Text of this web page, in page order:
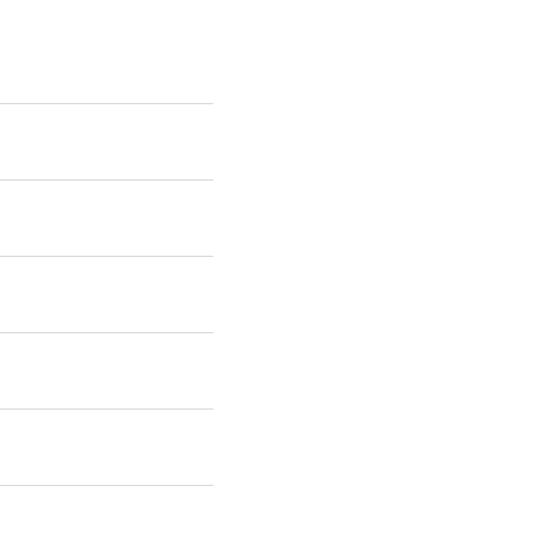
Probepaket selbst
in der Ihr alle
So kannst du es
Uns einfach
desto
den Konfigurator.
Kreativität freien Lauf
Informationen,
Zusätzlich bieten wir
abgeschlossen
WhatsApp